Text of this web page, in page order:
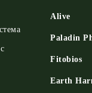
Alive
Paladin
Fitobios
Earth